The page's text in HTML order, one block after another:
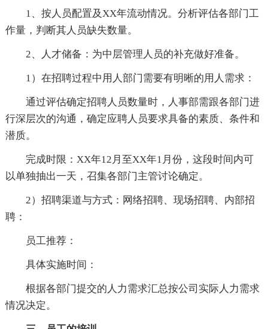
1、按人员配置及XX年流动情况。分析评估各部门工
作量，判断其人员缺失数量。
2、人才储备：为中层管理人员的补充做好准备。
1）在招聘过程中用人部门需要有明晰的用人需求：
通过评估确定招聘人员数量时，人事部需跟各部门进
行深层次的沟通，确定应聘人员要求具备的素质、条件和
潜质。
完成时限：XX年12月至XX年1月份，这段时间内可
以单独抽出一天，召集各部门主管讨论确定。
2）招聘渠道与方式：网络招聘、现场招聘、内部招
聘：
员工推荐：
具体实施时间：
根据各部门提交的人力需求汇总按公司实际人力需求
情况决定。